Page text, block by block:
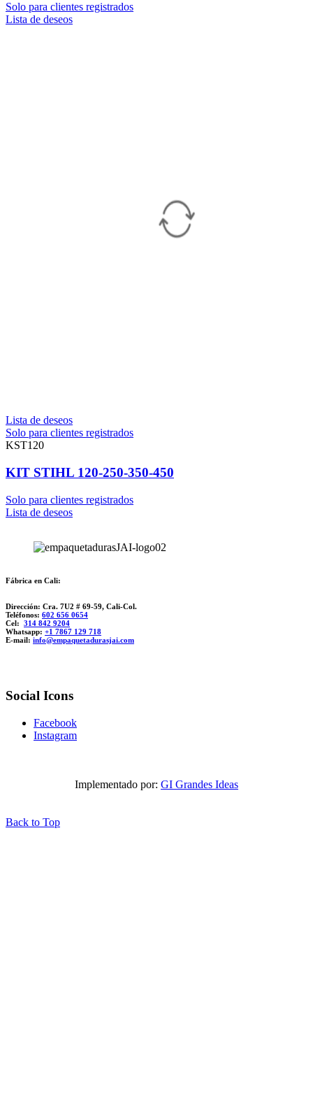
Solo para clientes registrados
Lista de deseos
Lista de deseos
Solo para clientes registrados
KST120
KIT STIHL 120-250-350-450
Solo para clientes registrados
Lista de deseos
Fábrica en Cali:
Dirección: Cra. 7U2 # 69-59, Cali-Col.
Teléfonos: 602 656 0654
Cel: 314 842 9204
Whatsapp: +1 7867 129 718
E-mail: info@empaquetadurasjai.com
Social Icons
Facebook
Instagram
Implementado por: GI Grandes Ideas
Back to Top